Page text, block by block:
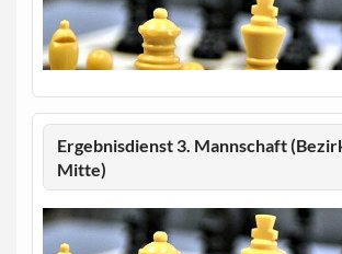
Ergebnisdienst 3. Mannschaft
Mitte)